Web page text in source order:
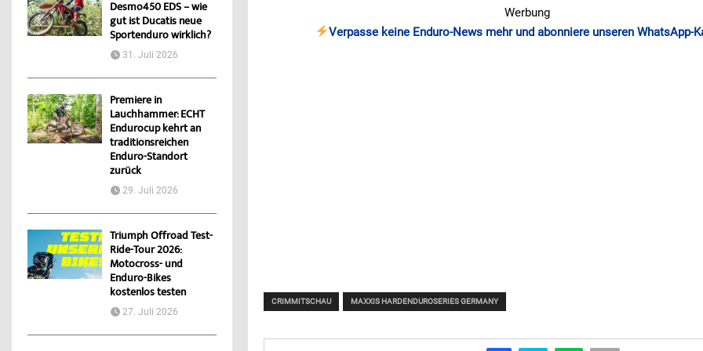
Werbung
Verpasse keine Enduro-News mehr und abonniere unseren WhatsApp-
CRIMMITSCHAU MAXXIS HARDENDUROSERIES GERMANY
Desmo450 EDS – wie
gut ist Ducatis neue
Sportenduro wirklich?
31. Juli 2026
Premiere in
Lauchhammer: ECHT
Endurocup kehrt an
traditionsreichen
Enduro-Standort
zurück
29. Juli 2026
Triumph Offroad Test-
Ride-Tour 2026:
Motocross- und
Enduro-Bikes
kostenlos testen
27. Juli 2026